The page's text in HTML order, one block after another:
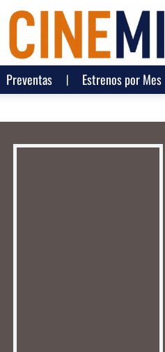
Preventas Estrenos por Mes